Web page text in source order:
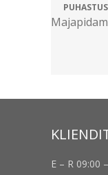
E – R 09:00